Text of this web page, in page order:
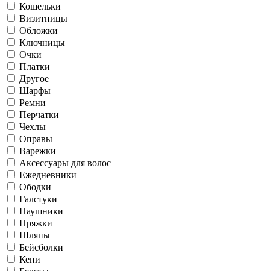
Кошельки
Визитницы
Обложки
Ключницы
Очки
Платки
Другое
Шарфы
Ремни
Перчатки
Чехлы
Оправы
Варежки
Аксессуары для волос
Ежедневники
Ободки
Галстуки
Наушники
Пряжки
Шляпы
Бейсболки
Кепи